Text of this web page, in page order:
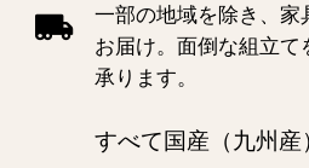
一部の地域を除き、
お届け。面倒な組立て
承ります。
すべて国産（九州産）